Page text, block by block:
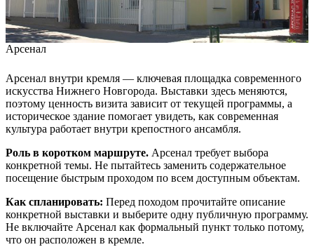
Арсенал
Арсенал внутри кремля — ключевая площадка современного
искусства Нижнего Новгорода. Выставки здесь меняются,
поэтому ценность визита зависит от текущей программы, а
историческое здание помогает увидеть, как современная
культура работает внутри крепостного ансамбля.
Роль в коротком маршруте. Арсенал требует выбора
конкретной темы. Не пытайтесь заменить содержательное
посещение быстрым проходом по всем доступным объектам.
Как спланировать: Перед походом прочитайте описание
конкретной выставки и выберите одну публичную программу.
Не включайте Арсенал как формальный пункт только потому,
что он расположен в кремле.